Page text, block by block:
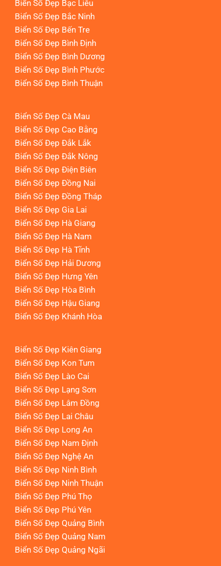
Biển Số Đẹp Bạc Liêu
Biển Số Đẹp Bắc Ninh
Biển Số Đẹp Bến Tre
Biển Số Đẹp Bình Định
Biển Số Đẹp Bình Dương
Biển Số Đẹp Bình Phước
Biển Số Đẹp Bình Thuận
Biển Số Đẹp Cà Mau
Biển Số Đẹp Cao Bằng
Biển Số Đẹp Đắk Lắk
Biển Số Đẹp Đắk Nông
Biển Số Đẹp Điện Biên
Biển Số Đẹp Đồng Nai
Biển Số Đẹp Đồng Tháp
Biển Số Đẹp Gia Lai
Biển Số Đẹp Hà Giang
Biển Số Đẹp Hà Nam
Biển Số Đẹp Hà Tĩnh
Biển Số Đẹp Hải Dương
Biển Số Đẹp Hưng Yên
Biển Số Đẹp Hòa Bình
Biển Số Đẹp Hậu Giang
Biển Số Đẹp Khánh Hòa
Biển Số Đẹp Kiên Giang
Biển Số Đẹp Kon Tum
Biển Số Đẹp Lào Cai
Biển Số Đẹp Lạng Sơn
Biển Số Đẹp Lâm Đồng
Biển Số Đẹp Lai Châu
Biển Số Đẹp Long An
Biển Số Đẹp Nam Định
Biển Số Đẹp Nghệ An
Biển Số Đẹp Ninh Bình
Biển Số Đẹp Ninh Thuận
Biển Số Đẹp Phú Thọ
Biển Số Đẹp Phú Yên
Biển Số Đẹp Quảng Bình
Biển Số Đẹp Quảng Nam
Biển Số Đẹp Quảng Ngãi